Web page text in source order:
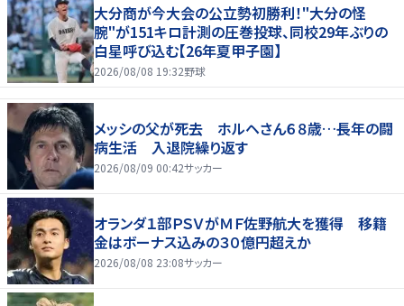
大分商が今大会の公立勢初勝利！"大分の怪
腕"が151キロ計測の圧巻投球、同校29年ぶりの
白星呼び込む【26年夏甲子園】
2026/08/08 19:32野球
メッシの父が死去 ホルヘさん６８歳…長年の闘
病生活 入退院繰り返す
2026/08/09 00:42サッカー
オランダ１部ＰＳＶがＭＦ佐野航大を獲得 移籍
金はボーナス込みの３０億円超えか
2026/08/08 23:08サッカー